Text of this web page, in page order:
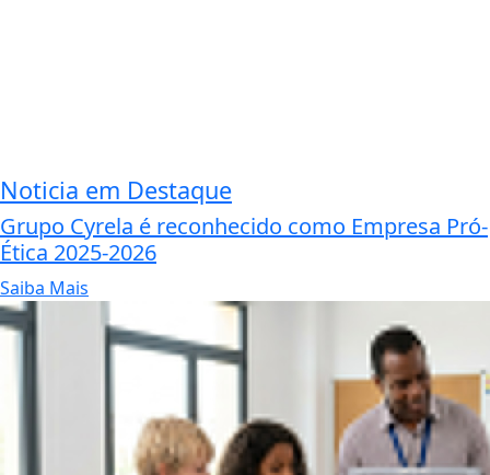
Noticia em Destaque
Grupo Cyrela é reconhecido como Empresa Pró-
Ética 2025-2026
Saiba Mais